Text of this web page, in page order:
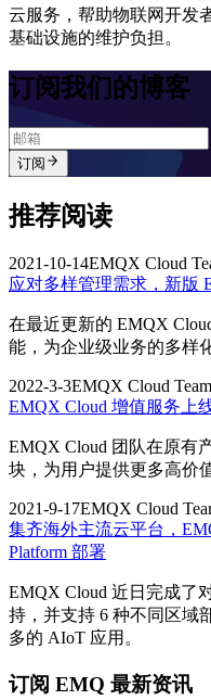
云服务，帮助物联网开发
基础设施的维护负担。
订阅我们的博客
订阅
推荐阅读
2021-10-14EMQX Cloud
应对多样管理需求，新版
在最近更新的 EMQX
能，为企业级业务的多样
2022-3-3EMQX Cloud Team
EMQX Cloud 增值服务上
EMQX Cloud 团队在原有
块，为用户提供更多高价
2021-9-17EMQX Cloud
集齐海外主流云平台，
Platform 部署
EMQX Cloud 近日完成了
持，并支持 6 种不同区域
多的 AIoT 应用。
订阅 EMQ 最新资讯